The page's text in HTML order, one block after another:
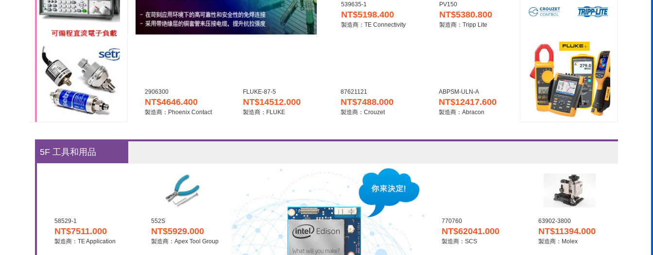
539635-1
NT$5198.400
製造商：TE Connectivity
PV150
NT$5380.800
製造商：Tripp Lite
2906300
NT$4646.400
製造商：Phoenix Contact
FLUKE-87-5
NT$14512.000
製造商：FLUKE
87621121
NT$7488.000
製造商：Crouzet
ABPSM-ULN-A
NT$12417.600
製造商：Abracon
5F 工具和用品
58529-1
NT$7511.000
製造商：TE Application
552S
NT$5929.000
製造商：Apex Tool Group
770760
NT$62041.000
製造商：SCS
63902-3800
NT$11394.000
製造商：Molex